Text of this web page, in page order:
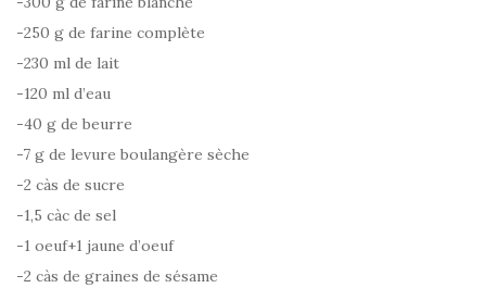
-250 g de farine complète
-230 ml de lait
-120 ml d’eau
-40 g de beurre
-7 g de levure boulangère sèche
-2 càs de sucre
-1,5 càc de sel
-1 oeuf+1 jaune d’oeuf
-2 càs de graines de sésame